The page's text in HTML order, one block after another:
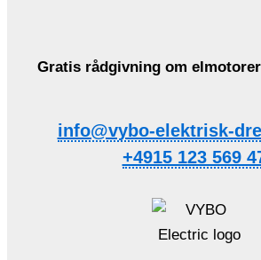
Gratis rådgivning om
info@vybo-elektrisk-
+4915 123 569